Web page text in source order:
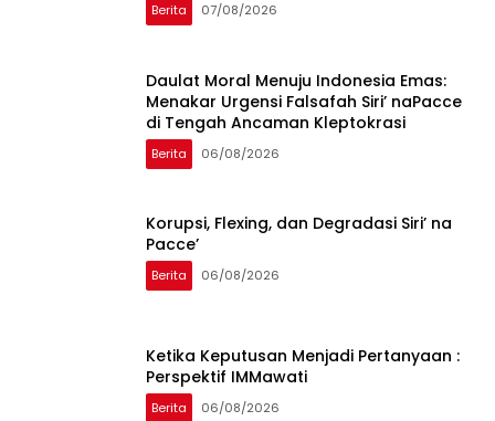
Berita 07/08/2026
Daulat Moral Menuju Indonesia Emas:
Menakar Urgensi Falsafah Siri’ naPacce
di Tengah Ancaman Kleptokrasi
Berita 06/08/2026
Korupsi, Flexing, dan Degradasi Siri’ na
Pacce’
Berita 06/08/2026
Ketika Keputusan Menjadi Pertanyaan :
Perspektif IMMawati
Berita 06/08/2026